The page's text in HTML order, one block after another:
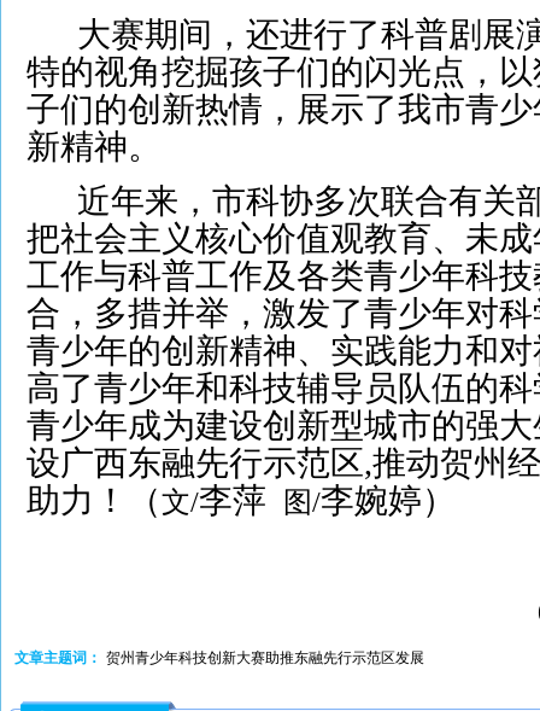
大赛期间，还进行了科普剧展
特的视角挖掘孩子们的闪光点，
子们的创新热情，展示了我市青
新精神。
近年来，市科协多次联合有关
把社会主义核心价值观教育、未
工作与科普工作及各类青少年科
合，多措并举，激发了青少年对
青少年的创新精神、实践能力和
高了青少年和科技辅导员队伍的
青少年成为建设创新型城市的强
设广西东融先行示范区,推动贺州
助力！（文/李萍 图/李婉婷）
文章主题词： 贺州青少年科技创新大赛助推东融先行示范区发展